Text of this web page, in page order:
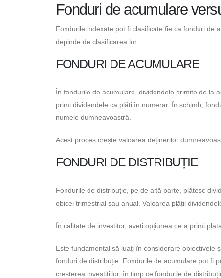
Fonduri de acumulare
Fondurile indexate pot fi clasificate fie ca fonduri de
depinde de clasificarea lor.
FONDURI DE ACUMULARE
În fondurile de acumulare, dividendele primite de la
primi dividendele ca plăți în numerar. În schimb,
numele dumneavoastră.
Acest proces crește valoarea deținerilor
FONDURI DE DISTRIBUȚIE
Fondurile de distribuție, pe de altă parte, plătesc
obicei trimestrial sau anual. Valoarea plății
În calitate de investitor, aveți opțiunea de a primi
Este fundamental să luați în considerare obiectivele
fonduri de distribuție. Fondurile de acumulare pot fi
creșterea investițiilor, în timp ce fondurile de